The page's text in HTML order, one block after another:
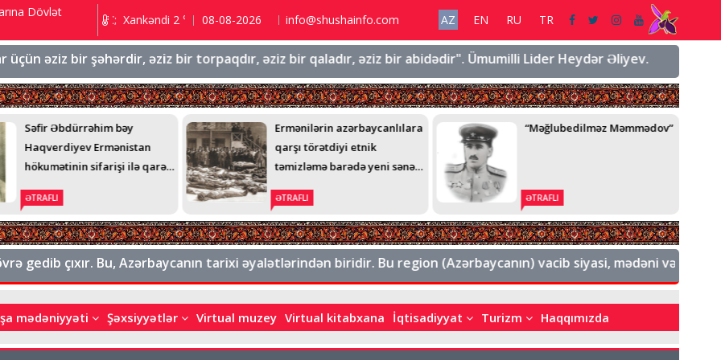
Dövlət
9.2 ℃; Şuşa 3.5 ℃; Xankəndi 2 ℃; 08-08-2026 info@shushainfo.com AZ EN RU TR
əziz bir şəhərdir, əziz bir torpaqdır, əziz bir qaladır, əziz bir abidədir". Ümumilli Lider Heydər Əliyev.
Səfir Əbdürrəhim bəy
Haqverdiyev Ermənistan
hökumətinin sifarişi ilə qarət
ƏTRAFLI
Ermənilərin azərbaycanlılara
qarşı törətdiyi etnik
təmizləmə barədə yeni sənəd
GENERALIN TELEQRAMI
ƏTRAFLI
“Məğlubedilməz Məmmədov”
ƏTRAFLI
çıxır. Bu, Azərbaycanın tarixi əyalətlərindən biridir. Bu region (Azərbaycanın) vacib siyasi, mədəni və
mədəniyyəti Şəxsiyyətlər Virtual muzey Virtual kitabxana İqtisadiyyat Turizm Haqqımızda